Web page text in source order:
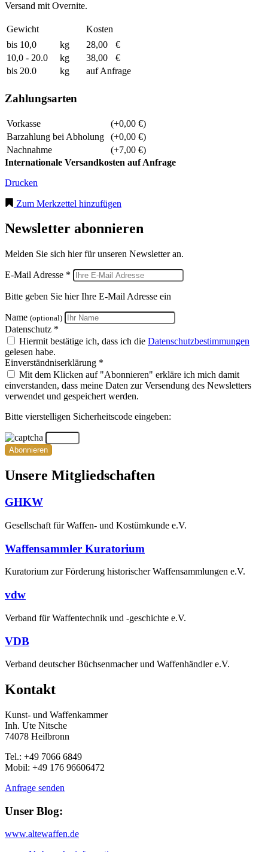
Versand mit Overnite.
Gewicht
Kosten
bis 10,0
kg 28,00
€
10,0 - 20.0
kg 38,00
€
bis 20.0
kg auf Anfrage
Zahlungsarten
Vorkasse
(+0,00 €)
Barzahlung bei Abholung
(+0,00 €)
Nachnahme
(+7,00 €)
Internationale Versandkosten auf Anfrage
Drucken
Zum Merkzettel hinzufügen
Newsletter abonnieren
Melden Sie sich hier für unseren Newsletter an.
E-Mail Adresse *
Bitte geben Sie hier Ihre E-Mail Adresse ein
Name (optional)
Datenschutz *
Hiermit bestätige ich, dass ich die Datenschutzbestimmungen
gelesen habe.
Einverständniserklärung *
Mit dem Klicken auf "Abonnieren" erkläre ich mich damit
einverstanden, dass meine Daten zur Versendung des Newsletters
verwendet und gespeichert werden.
Bitte vierstelligen Sicherheitscode eingeben:
Abonnieren
Unsere Mitgliedschaften
GHKW
Gesellschaft für Waffen- und Kostümkunde e.V.
Waffensammler Kuratorium
Kuratorium zur Förderung historischer Waffensammlungen e.V.
vdw
Verband für Waffentechnik und -geschichte e.V.
VDB
Verband deutscher Büchsenmacher und Waffenhändler e.V.
Kontakt
Kunst- und Waffenkammer
Inh. Ute Nitsche
74078 Heilbronn
Tel.: +49 7066 6849
Mobil: +49 176 96606472
Anfrage senden
Unser Blog:
www.altewaffen.de